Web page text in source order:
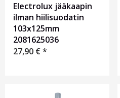
Electrolux jääkaapin
ilman hiilisuodatin
103x125mm
2081625036
27,90 €*